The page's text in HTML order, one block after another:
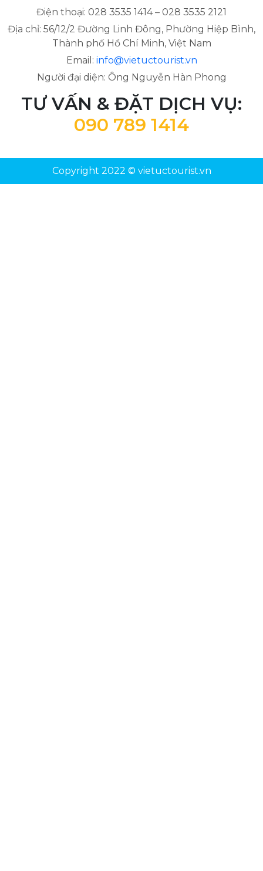
Điện thoại: 028 3535 1414 – 028 3535 2121
Địa chỉ: 56/12/2 Đường Linh Đông, Phường Hiệp Bình,
Thành phố Hồ Chí Minh, Việt Nam
Email: info@vietuctourist.vn
Người đại diện: Ông Nguyễn Hàn Phong
TƯ VẤN & ĐẶT DỊCH VỤ:
090 789 1414
Copyright 2022 © vietuctourist.vn